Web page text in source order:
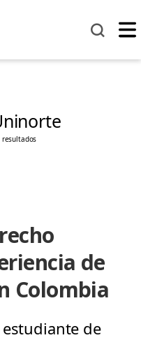
resultados
de
Colombia
estudiante de